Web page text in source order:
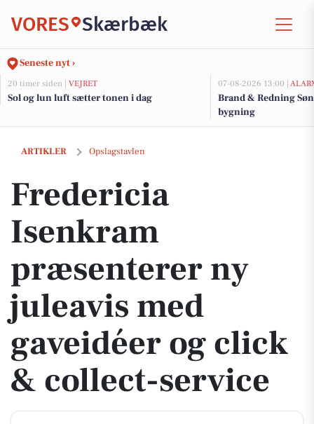
VORES Skærbæk
Seneste nyt ›
20 timer siden | VEJRET
Sol og lun luft sætter tonen i dag
07-08-2026 13:00 |
Brand & Redning
bygning
ARTIKLER Opslagstavlen
Fredericia Isenkram præsenterer ny juleavis med gaveidéer og click
Fredericia
Isenkram
præsenterer ny
juleavis med
gaveidéer og click
& collect-service